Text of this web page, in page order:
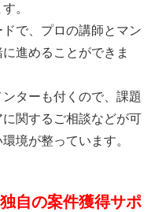
。
で、プロの講師とマン
進めることができま
ターも付くので、課題
関するご相談などが可
境が整っています。
独自の案件獲得サポ